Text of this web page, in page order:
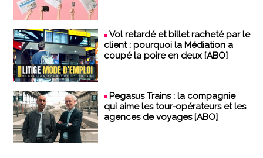
Vol retardé et billet racheté par le
client : pourquoi la Médiation a
coupé la poire en deux [ABO]
Pegasus Trains : la compagnie
qui aime les tour-opérateurs et les
agences de voyages [ABO]